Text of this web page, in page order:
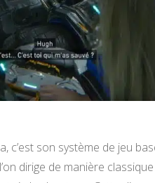
c’est son système de jeu
dirige de manière